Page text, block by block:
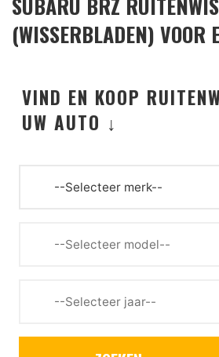
(WISSERBLADEN) VOOR
VIND EN KOOP
UW AUTO ↓